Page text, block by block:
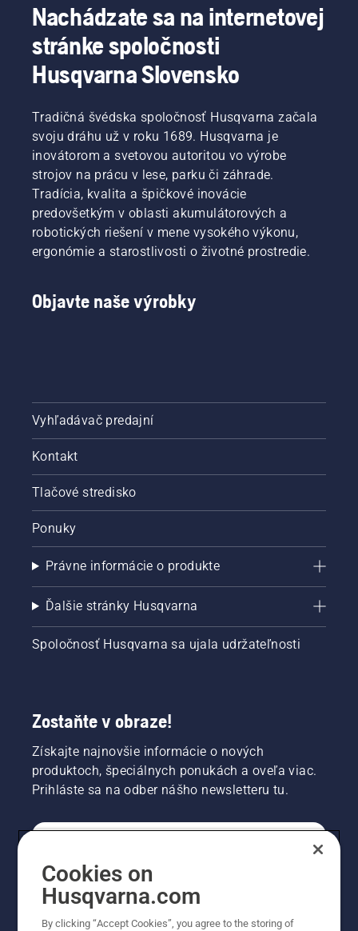
Nachádzate sa na internetovej
stránke spoločnosti
Husqvarna Slovensko
Tradičná švédska spoločnosť Husqvarna začala
svoju dráhu už v roku 1689. Husqvarna je
inovátorom a svetovou autoritou vo výrobe
strojov na prácu v lese, parku či záhrade.
Tradícia, kvalita a špičkové inovácie
predovšetkým v oblasti akumulátorových a
robotických riešení v mene vysokého výkonu,
ergonómie a starostlivosti o životné prostredie.
Objavte naše výrobky
Vyhľadávač predajní
Kontakt
Tlačové stredisko
Ponuky
Právne informácie o produkte
Ďalšie stránky Husqvarna
Spoločnosť Husqvarna sa ujala udržateľnosti
Zostaňte v obraze!
Získajte najnovšie informácie o nových
produktoch, špeciálnych ponukách a oveľa viac.
Prihláste sa na odber nášho newsletteru tu.
PROFESIONÁLNE
Cookies on
Husqvarna.com
By clicking “Accept Cookies”, you agree to the storing of